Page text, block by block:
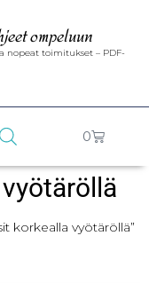
ompeluun
nopeat toimitukset – PDF-
0
korkealla vyötäröllä”